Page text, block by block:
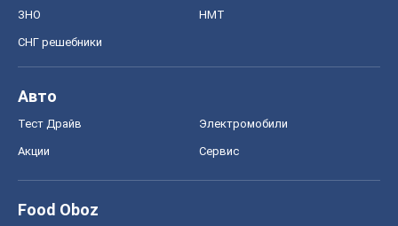
ЗНО НМТ
СНГ решебники
Авто
Тест Драйв Электромобили
Акции Сервис
Food Oboz